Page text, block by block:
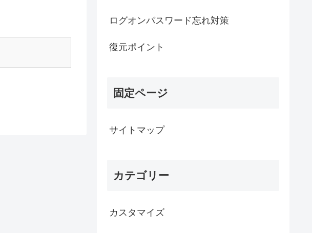
ログオンパスワード忘れ対策
復元ポイント
固定ページ
サイトマップ
カテゴリー
カスタマイズ